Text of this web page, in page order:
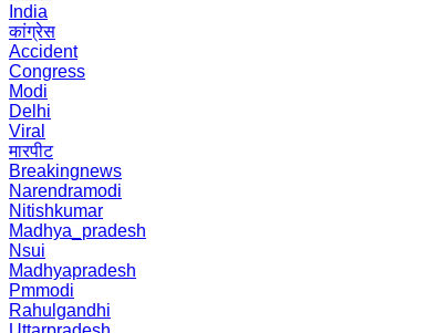
India
कांग्रेस
Accident
Congress
Modi
Delhi
Viral
मारपीट
Breakingnews
Narendramodi
Nitishkumar
Madhya_pradesh
Nsui
Madhyapradesh
Pmmodi
Rahulgandhi